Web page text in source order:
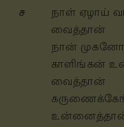
ச
நாள் ஏழாய்
வைத்தான்
நான் முகனோ
காளிங்கன்
வைத்தான்